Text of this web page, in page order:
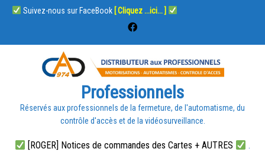
Suivez-nous sur FaceBook [ Cliquez ...ici... ]
Professionnels
Réservés aux professionnels de la fermeture, de l'automatisme, du
contrôle d'accès et de la vidéosurveillance.
[ROGER] Notices de commandes des Cartes + AUTRES
.